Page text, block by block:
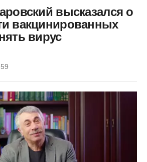
высказался о
вакцинированных
вирус